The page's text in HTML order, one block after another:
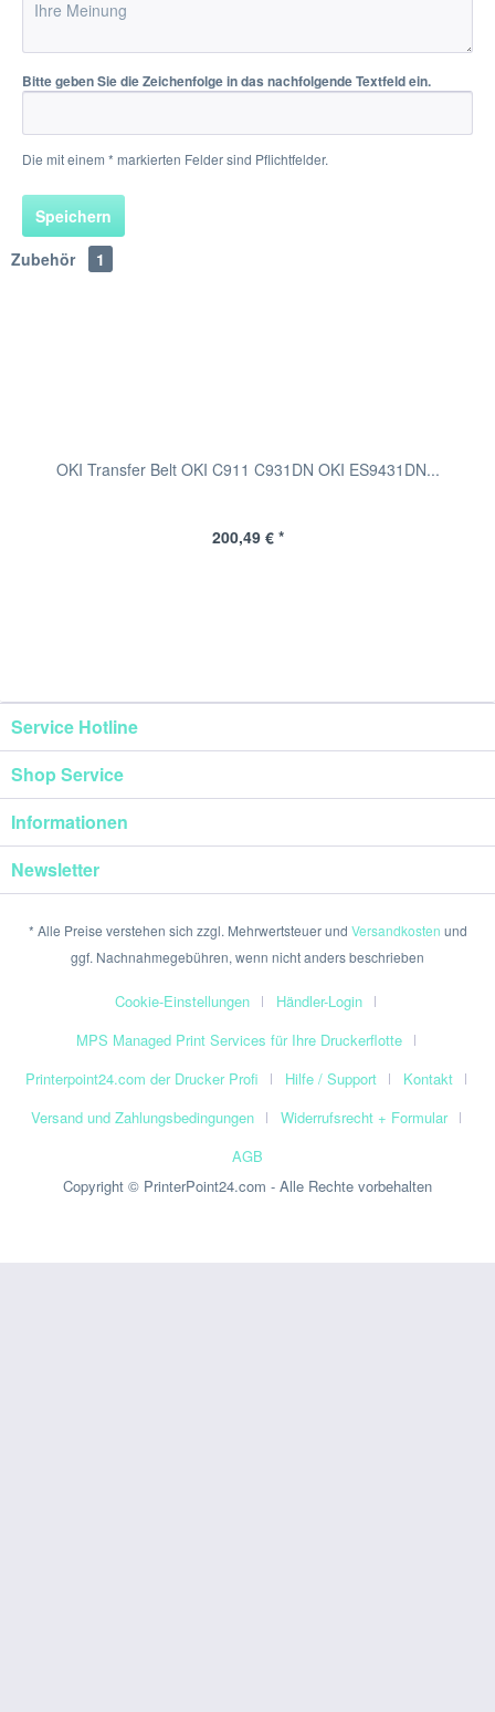
Bitte geben Sie die Zeichenfolge in das nachfolgende Textfeld ein.
Die mit einem * markierten Felder sind Pflichtfelder.
Speichern
Zubehör
1
OKI Transfer Belt OKI C911 C931DN OKI ES9431DN...
200,49 € *
Service Hotline
Shop Service
Informationen
Newsletter
* Alle Preise verstehen sich zzgl. Mehrwertsteuer und Versandkosten und
ggf. Nachnahmegebühren, wenn nicht anders beschrieben
Cookie-Einstellungen
Händler-Login
MPS Managed Print Services für Ihre Druckerflotte
Printerpoint24.com der Drucker Profi
Hilfe / Support
Kontakt
Versand und Zahlungsbedingungen
Widerrufsrecht + Formular
AGB
Copyright © PrinterPoint24.com - Alle Rechte vorbehalten